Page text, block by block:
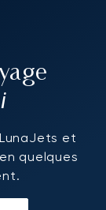
et
quelques